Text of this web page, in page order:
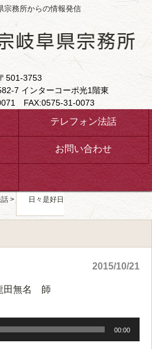
宗務所からの情報発信
501-3753
7 インターコーポ光1階東
FAX:0575-31-0073
テレフォン法話
お問い合わせ
話 > 日々是好日
2015/10/21
田無名 師
00:00